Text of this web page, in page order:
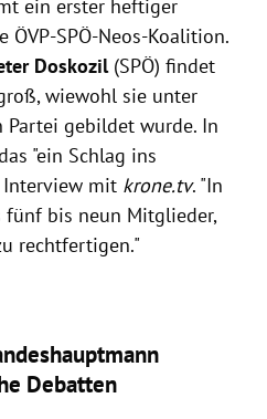
unangemessen in Zeiten
Debatten von
der Menschen
gegen
entscheidend ins
wird.
ein erster heftiger
ÖVP-SPÖ-Neos-Koalition.
Doskozil(SPÖ) findet
wiewohl sie unter
gebildet wurde. In
"ein Schlag ins
Interview mit krone.tv. "In
fünf bis neun Mitglieder,
rechtfertigen."
Debatten